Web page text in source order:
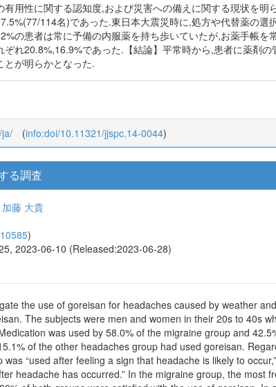
有用性に関する認知度,および災害への備えに関する現状を
114名)であった.東日本大震災時に,処方や代替薬の選
の患者は常に予備の内服薬を持ち歩いていたが,お薬手帳を
れ20.8%,16.9%であった.【結論】平常時から,患者に薬剤
とが明らかとなった.
(info:doi/10.11321/jjspc.14-0044)
る調査
加藤 大貴
)
2023-06-10 (Released:2023-06-28)
the use of goreisan for headaches caused by weather
The subjects were men and women in their 20s to 40s
was used by 58.0% of the migraine group and
of the other headaches group had used goreisan.
“used after feeling a sign that headache is likely to
headache has occurred.” In the migraine group, the most